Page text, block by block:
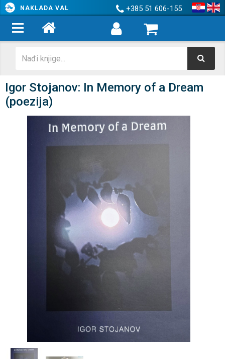
NAKLADA VAL +385 51 606-155
Igor Stojanov: In Memory of a Dream
(poezija)